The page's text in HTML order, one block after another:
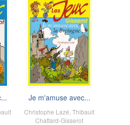
Je m'amuse avec...
Christophe Lazé Thibault
Chattard-Gisserot